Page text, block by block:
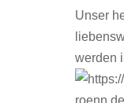
Unser
werden